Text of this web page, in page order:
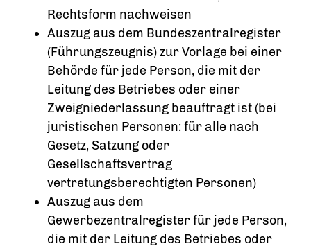
Rechtsform nachweisen
Auszug aus dem Bundeszentralregister
(Führungszeugnis) zur Vorlage bei einer
Behörde für jede Person, die mit der
Leitung des Betriebes oder einer
Zweigniederlassung beauftragt ist (bei
juristischen Personen: für alle nach
Gesetz, Satzung oder
Gesellschaftsvertrag
vertretungsberechtigten Personen)
Auszug aus dem
Gewerbezentralregister für jede Person,
die mit der Leitung des Betriebes oder